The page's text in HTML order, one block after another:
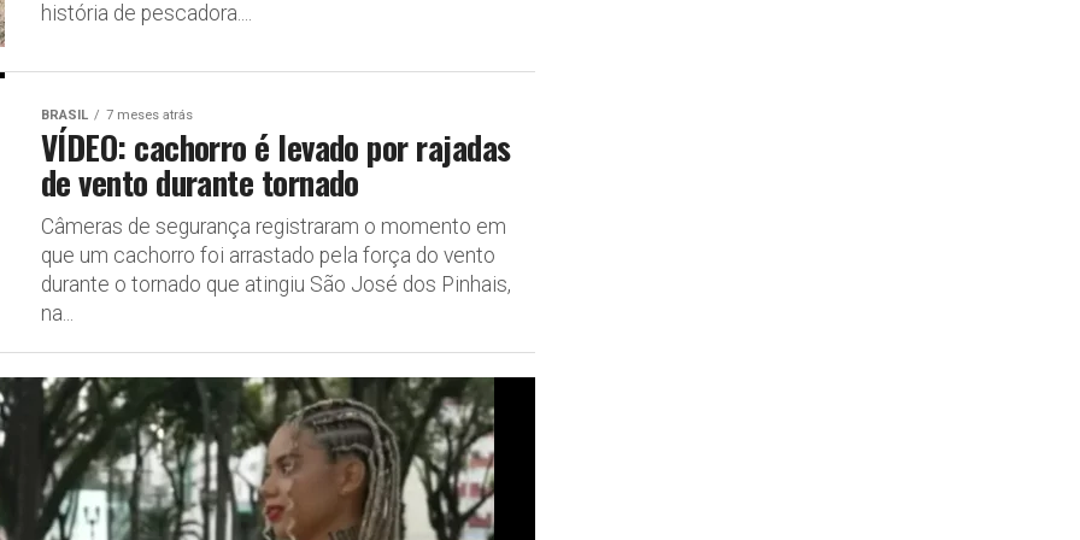
história de pescadora....
BRASIL 7 meses atrás
VÍDEO: cachorro é levado por rajadas
de vento durante tornado
Câmeras de segurança registraram o momento em
que um cachorro foi arrastado pela força do vento
durante o tornado que atingiu São José dos Pinhais,
na...